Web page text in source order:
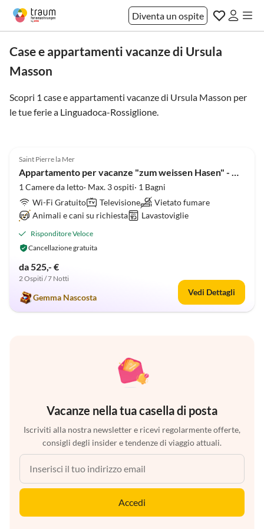
Diventa un ospite
Case e appartamenti vacanze di Ursula
Masson
Scopri 1 case e appartamenti vacanze di Ursula Masson per
le tue ferie a Linguadoca-Rossiglione.
Saint Pierre la Mer
Appartamento per vacanze "zum weissen Hasen" - Oasi di tranquillitÃ
1 Camere da letto· Max. 3 ospiti· 1 Bagni
Wi-Fi Gratuito
Televisione
Vietato fumare
Animali e cani su richiesta
Lavastoviglie
Risponditore Veloce
Cancellazione gratuita
da 525,- €
2 Ospiti / 7 Notti
Gemma Nascosta
Vedi Dettagli
Vacanze nella tua casella di posta
Iscriviti alla nostra newsletter e ricevi regolarmente offerte,
consigli degli insider e tendenze di viaggio attuali.
Accedi